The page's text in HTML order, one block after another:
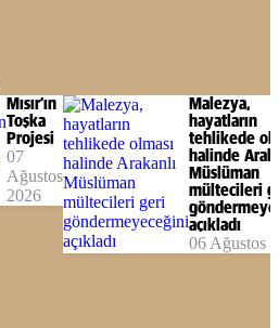
Mısır’ın
Toşka
Projesi
07
Ağustos
2026
Malezya,
hayatların
tehlikede
halinde
Müslüman
mültecileri
açıkladı
06 Ağustos